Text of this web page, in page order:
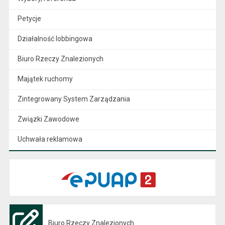
Petycje
Działalność lobbingowa
Biuro Rzeczy Znalezionych
Majątek ruchomy
Zintegrowany System Zarządzania
Związki Zawodowe
Uchwała reklamowa
Biuro Rzeczy Znalezionych